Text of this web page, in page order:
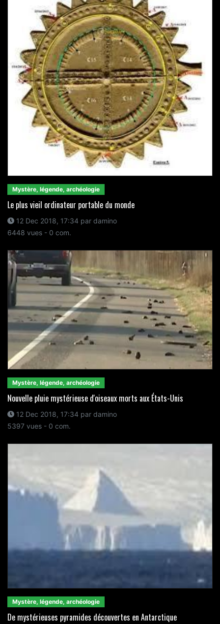
Mystère, légende, archéologie
Le plus vieil ordinateur portable du monde
12 Dec 2018, 17:34 par damino
6448 vues - 0 com.
Mystère, légende, archéologie
Nouvelle pluie mystérieuse d'oiseaux morts aux États-Unis
12 Dec 2018, 17:34 par damino
5397 vues - 0 com.
Mystère, légende, archéologie
De mystérieuses pyramides découvertes en Antarctique